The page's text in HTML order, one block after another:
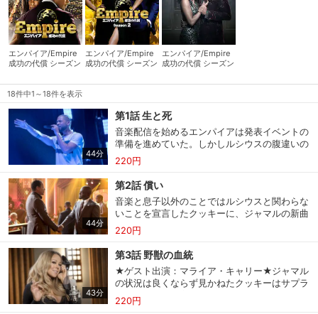
エンパイア/Empire
成功の代償 シーズン
エンパイア/Empire
成功の代償 シーズン
エンパイア/Empire
成功の代償 シーズン
18件中1～18件を表示
44分
第1話 生と死
音楽配信を始めるエンパイアは発表イベントの
準備を進めていた。しかしルシウスの腹違いの
弟と判明したＦＢＩ捜査官のタリクは執拗に一
家に付きまとい揺さぶりをかける。
220円
44分
第2話 償い
音楽と息子以外のことではルシウスと関わらな
いことを宣言したクッキーに、ジャマルの新曲
に使うようにとルシウスが曲を渡す。それは特
別な曲で、クッキーは昔を思い出す。
220円
43分
第3話 野獣の血統
★ゲスト出演：マライア・キャリー★ジャマル
の状況は良くならず見かねたクッキーはサプラ
イズを用意。提案に喜ぶジャマルだが、まだス
テージに上がれないと断ってしまう。
220円